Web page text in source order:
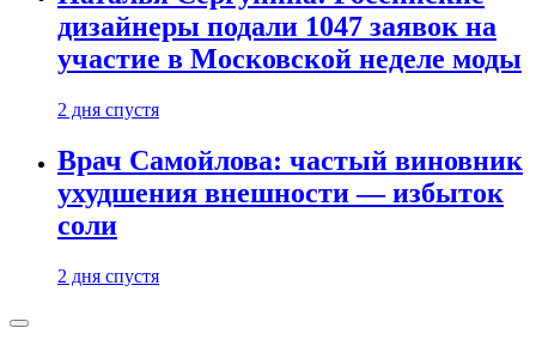
дизайнеры подали 1047 заявок на
участие в Московской неделе моды
2 дня спустя
Врач Самойлова: частый виновник
ухудшения внешности — избыток
соли
2 дня спустя